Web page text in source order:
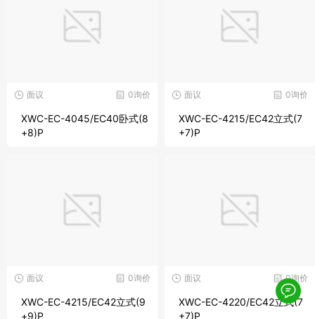
0询价
面议
XWC-EC-4045/EC40卧式(8
+8)P
0询价
面议
XWC-EC-4215/EC42立式(7
+7)P
0询价
面议
XWC-EC-4215/EC42立式(9
+9)P
0询价
面议
XWC-EC-4220/EC42立式(7
+7)P